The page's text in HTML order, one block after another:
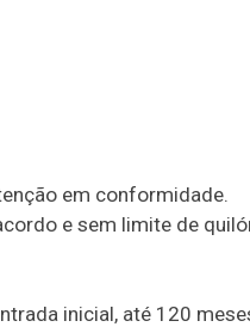
em conformidade.
e sem limite de
inicial, até 120